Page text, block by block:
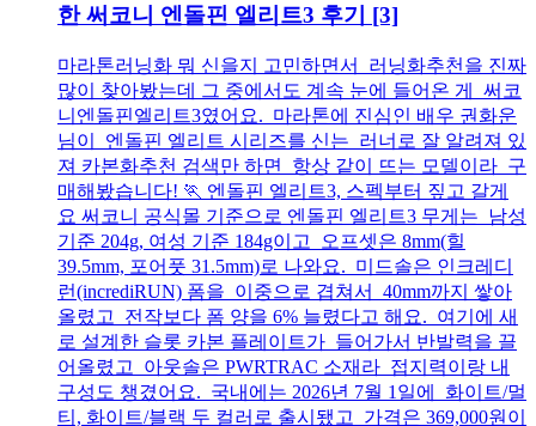
한 써코니 엔돌핀 엘리트3 후기 [3]
마라톤러닝화 뭐 신을지 고민하면서 러닝화추천을 진짜
많이 찾아봤는데 그 중에서도 계속 눈에 들어온 게 써코
니엔돌핀엘리트3였어요. 마라톤에 진심인 배우 권화운
님이 엔돌핀 엘리트 시리즈를 신는 러너로 잘 알려져 있
져 카본화추천 검색만 하면 항상 같이 뜨는 모델이라 구
매해봤습니다! 🏃 엔돌핀 엘리트3, 스펙부터 짚고 갈게
요 써코니 공식몰 기준으로 엔돌핀 엘리트3 무게는 남성
기준 204g, 여성 기준 184g이고 오프셋은 8mm(힐
39.5mm, 포어풋 31.5mm)로 나와요. 미드솔은 인크레디
런(incrediRUN) 폼을 이중으로 겹쳐서 40mm까지 쌓아
올렸고 전작보다 폼 양을 6% 늘렸다고 해요. 여기에 새
로 설계한 슬롯 카본 플레이트가 들어가서 반발력을 끌
어올렸고 아웃솔은 PWRTRAC 소재라 접지력이랑 내
구성도 챙겼어요. 국내에는 2026년 7월 1일에 화이트/멀
티, 화이트/블랙 두 컬러로 출시됐고 가격은 369,000원이